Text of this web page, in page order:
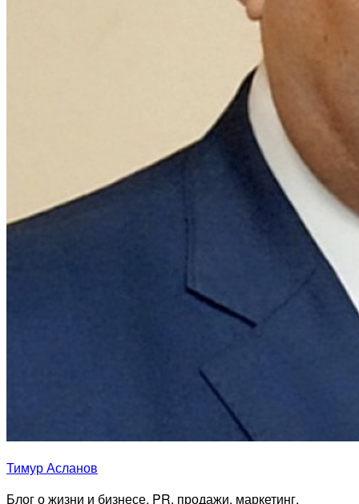
Тимур Асланов
Блог о жизни и бизнесе. PR, продажи, маркетинг,